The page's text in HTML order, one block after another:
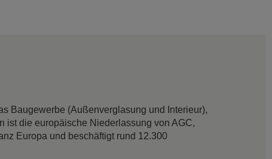
Baugewerbe (Außenverglasung und Interieur),
ist die europäische Niederlassung von AGC,
Europa und beschäftigt rund 12.300